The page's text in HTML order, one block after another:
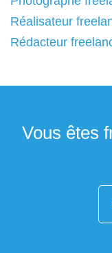
Réalisateur
Rédacteur
Vous êtes